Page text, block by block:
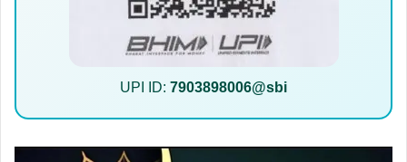
UPI ID: 7903898006@sbi